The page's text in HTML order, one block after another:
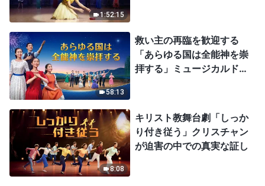
1:52:15
58:13
救い主の再臨を歓迎する
「あらゆる国は全能神を崇
拝する」ミュージカルドラ
8:08
キリスト教舞台劇「しっか
り付き従う」クリスチャン
が迫害の中での真実な証し